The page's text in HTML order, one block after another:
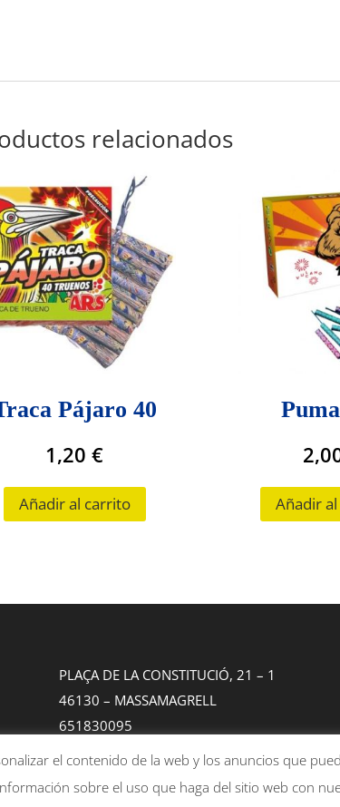
relacionados
Pájaro 40
1,20€
Añadir al carrito Añadir
PLAÇA DE LA CONSTITUCIÓ, 21 – 1
46130 – MASSAMAGRELL
651830095
info@rtpirotecnicsmassamagrell.es
el contenido de la web y los anuncios que
sobre el uso que haga del sitio web con